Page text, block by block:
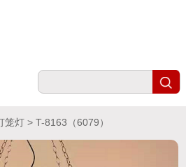
笼灯 > T-8163（6079）